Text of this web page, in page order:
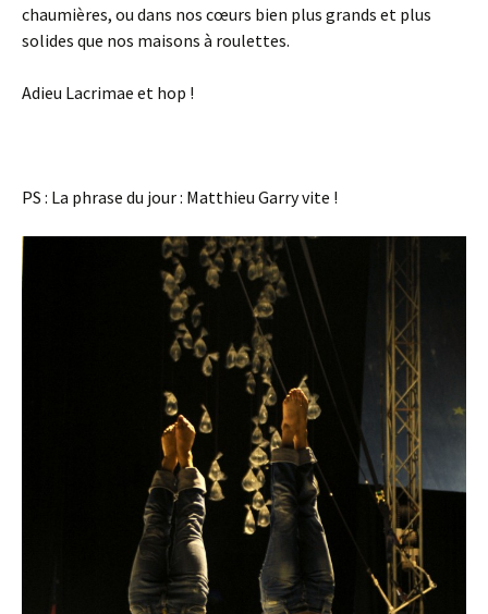
chaumières, ou dans nos cœurs bien plus grands et plus
solides que nos maisons à roulettes.
Adieu Lacrimae et hop !
PS : La phrase du jour : Matthieu Garry vite !